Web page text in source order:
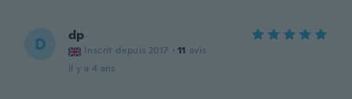
D dp
Inscrit depuis 2017 · 11 avis
il y a 4 ans